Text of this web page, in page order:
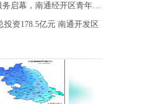
，南通经开区青年志愿者守护
投资178.5亿元 南通开发区